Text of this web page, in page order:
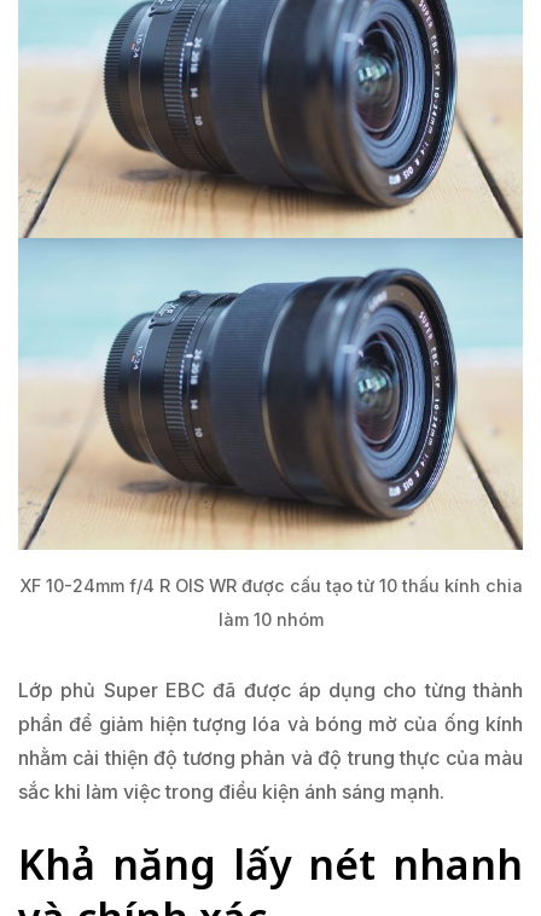
XF 10-24mm f/4 R OIS WR được cấu tạo từ 10 thấu kính chia
làm 10 nhóm
Lớp phủ Super EBC đã được áp dụng cho từng thành
phần để giảm hiện tượng lóa và bóng mờ của ống kính
nhằm cải thiện độ tương phản và độ trung thực của màu
sắc khi làm việc trong điều kiện ánh sáng mạnh.
Khả năng lấy nét nhanh